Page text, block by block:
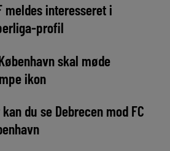
meldes interesseret i
profil
skal møde
ikon
kan du se Debrecen mod FC